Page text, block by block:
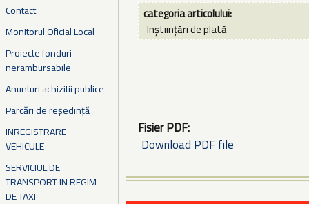
Contact
Monitorul Oficial Local
Proiecte fonduri
nerambursabile
Anunturi achizitii publice
Parcări de reședință
INREGISTRARE
VEHICULE
SERVICIUL DE
TRANSPORT IN REGIM
DE TAXI
categoria articolului:
Inștiințări de plată
Fisier PDF:
Download PDF file